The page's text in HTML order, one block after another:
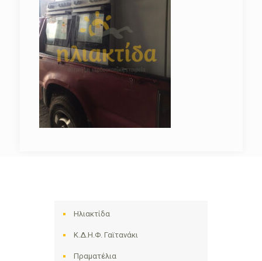
Ηλιακτίδα
Κ.Δ.Η.Φ. Γαϊτανάκι
Πραματέλια